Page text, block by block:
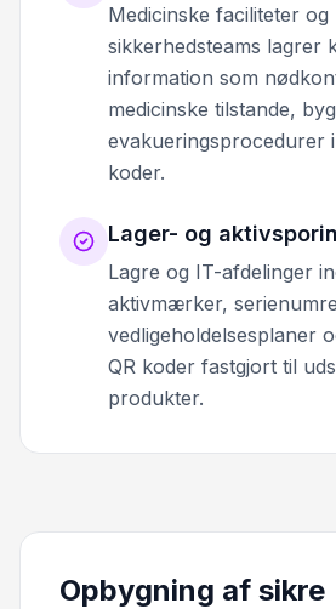
Medicinske faciliteter og
sikkerhedsteams lagrer
information som
medicinske tilstande,
evakueringsprocedurer
koder.
Lager- og
Lagre og IT-afdelinger
aktivmærker,
vedligeholdelsesplaner
QR koder fastgjort til
produkter.
Opbygning af sikre